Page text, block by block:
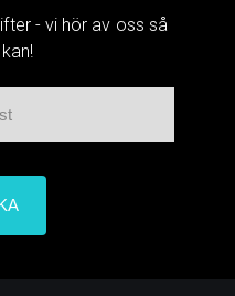
- vi hör av oss så